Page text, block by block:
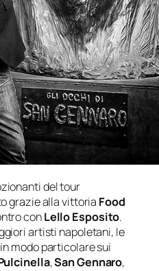
del tour
grazie alla vittoria Food
conLello Esposito.
artisti napoletani, le
modo particolare sui
,San Gennaro,